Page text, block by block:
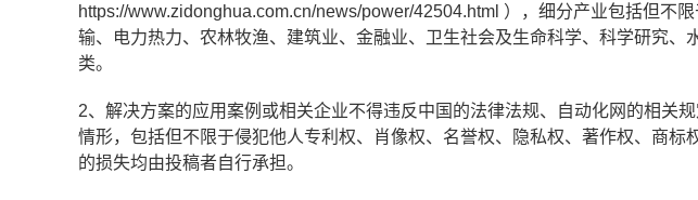
https://www.zidonghua.com.cn/news/power/42504.html ），细分产业包括但不
输、电力热力、农林牧渔、建筑业、金融业、卫生社会及生命科学、科学研究、
类。
2、解决方案的应用案例或相关企业不得违反中国的法律法规、自动化网的相关
情形，包括但不限于侵犯他人专利权、肖像权、名誉权、隐私权、著作权、商标
的损失均由投稿者自行承担。